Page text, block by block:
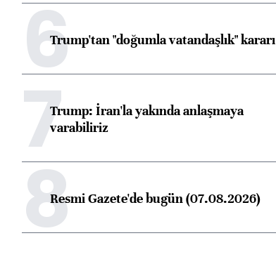
6Trump'tan "doğumla vatandaşlık" kararı
7Trump: İran'la yakında anlaşmaya
varabiliriz
8Resmi Gazete'de bugün (07.08.2026)